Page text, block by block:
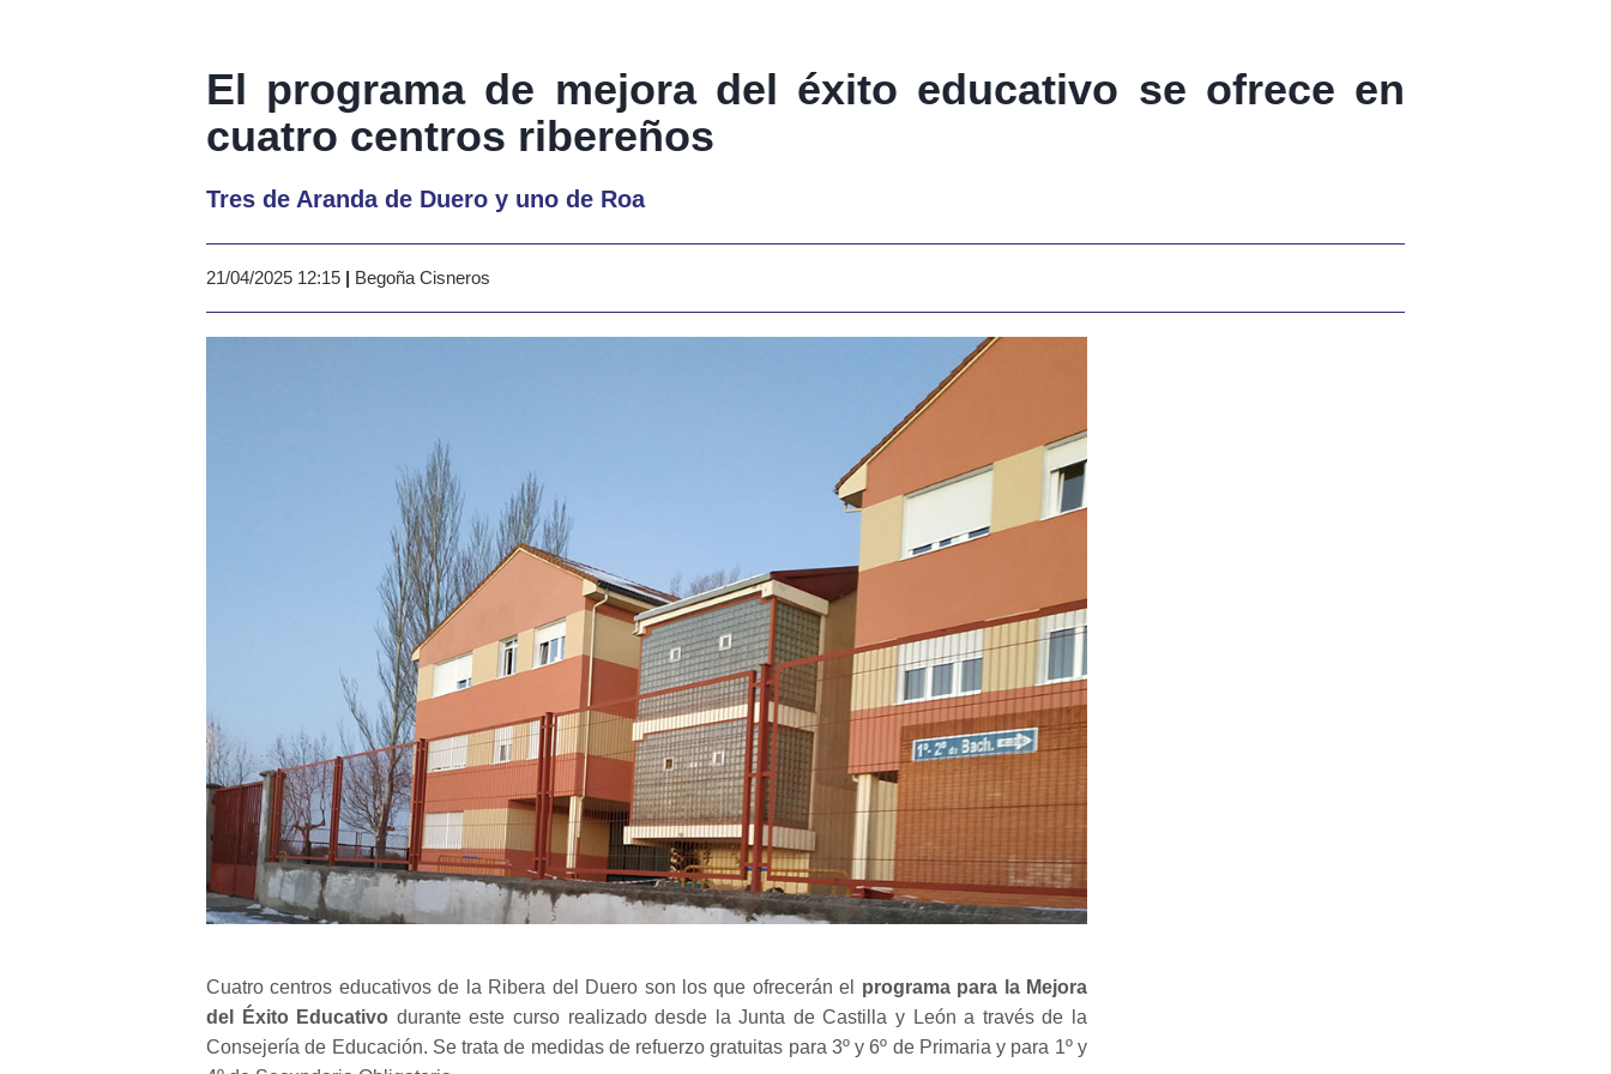
El programa de mejora del éxito educativo se ofrece en
cuatro centros ribereños
Tres de Aranda de Duero y uno de Roa
21/04/2025 12:15 | Begoña Cisneros
Cuatro centros educativos de la Ribera del Duero son los que ofrecerán el programa para la Mejora
del Éxito Educativo durante este curso realizado desde la Junta de Castilla y León a través de la
Consejería de Educación. Se trata de medidas de refuerzo gratuitas para 3º y 6º de Primaria y para 1º y